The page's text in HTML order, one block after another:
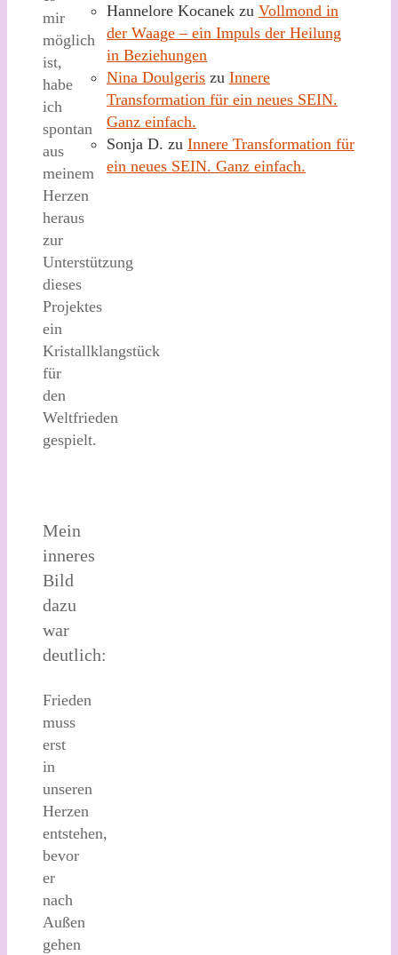
mir
möglich
ist,
habe
ich
spontan
aus
meinem
Herzen
heraus
zur
Unterstützung
dieses
Projektes
ein
Kristallklangstück
für
den
Weltfrieden
gespielt.
Mein
inneres
Bild
dazu
war
deutlich:
Frieden
muss
erst
in
unseren
Herzen
entstehen,
bevor
er
nach
Außen
gehen
Hannelore Kocanek zu Vollmond in
der Waage – ein Impuls der Heilung
in Beziehungen
Nina Doulgeris zu Innere
Transformation für ein neues SEIN.
Ganz einfach.
Sonja D. zu Innere Transformation für
ein neues SEIN. Ganz einfach.